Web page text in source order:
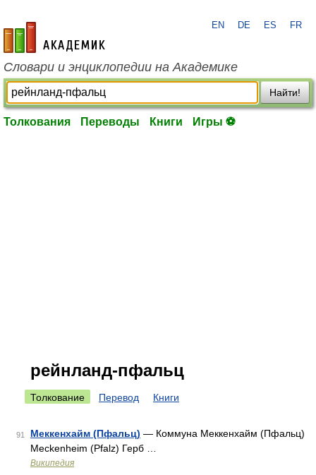
academic.ru
EN DE ES FR
Словари и энциклопедии на Академике
Найти!
Толкования Переводы Книги Игры ⚽
рейнланд-пфальц
Толкование Перевод Книги
91 Меккенхайм (Пфальц) — Коммуна Меккенхайм (Пфальц)
Meckenheim (Pfalz) Герб …
Википедия